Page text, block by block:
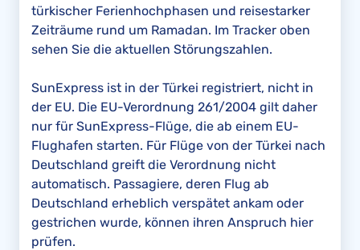
türkischer Ferienhochphasen und reisestarker
Zeiträume rund um Ramadan. Im Tracker oben
sehen Sie die aktuellen Störungszahlen.
SunExpress ist in der Türkei registriert, nicht in
der EU. Die EU-Verordnung 261/2004 gilt daher
nur für SunExpress-Flüge, die ab einem EU-
Flughafen starten. Für Flüge von der Türkei nach
Deutschland greift die Verordnung nicht
automatisch. Passagiere, deren Flug ab
Deutschland erheblich verspätet ankam oder
gestrichen wurde, können ihren Anspruch hier
prüfen.